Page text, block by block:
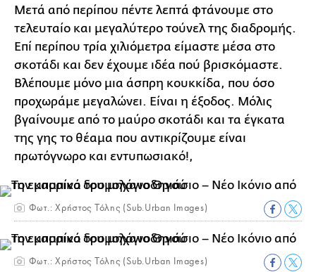
Μετά από περίπου πέντε λεπτά φτάνουμε στο
τελευταίο και μεγαλύτερο τούνελ της διαδρομής.
Επί περίπου τρία χιλιόμετρα είμαστε μέσα στο
σκοτάδι και δεν έχουμε ιδέα πού βρισκόμαστε.
Βλέπουμε μόνο μια άσπρη κουκκίδα, που όσο
προχωράμε μεγαλώνει. Είναι η έξοδος. Μόλις
βγαίνουμε από το μαύρο σκοτάδι και τα έγκατα
της γης το θέαμα που αντικρίζουμε είναι
πρωτόγνωρο και εντυπωσιακό!,
Φωτ.: Χρήστος Τόλης (Sub.Urban Images)
Φωτ.: Χρήστος Τόλης (Sub.Urban Images)